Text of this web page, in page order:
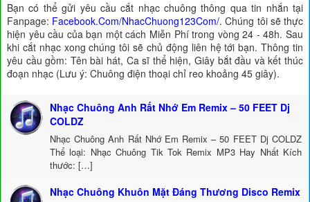
Bạn có thể gửi yêu cầu cắt nhạc chuông thông qua tin nhắn tại
Fanpage: Facebook.Com/NhacChuong123Com/. Chúng tôi sẽ thực
hiện yêu cầu của bạn một cách Miễn Phí trong vòng 24 - 48h. Sau
khi cắt nhạc xong chúng tôi sẽ chủ động liên hệ tới bạn. Thông tin
yêu cầu gồm: Tên bài hát, Ca sĩ thể hiện, Giây bắt đầu và kết thúc
đoạn nhạc (Lưu ý: Chuông điện thoại chỉ reo khoảng 45 giây).
Nhạc Chuông Anh Rất Nhớ Em Remix – 50 FEET Dj
COLDZ
Nhạc Chuông Anh Rất Nhớ Em Remix – 50 FEET Dj COLDZ
Thể loại: Nhạc Chuông Tik Tok Remix MP3 Hay Nhất Kích
thước: […]
Nhạc Chuông Khuôn Mặt Đáng Thương Disco Remix